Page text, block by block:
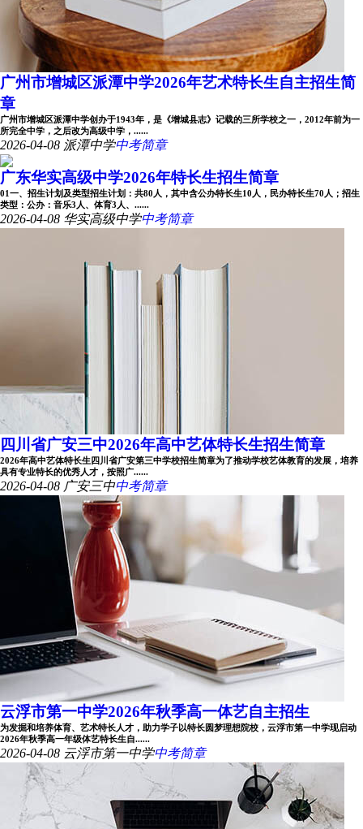
广州市增城区派潭中学2026年艺术特长生自主招生简
章
广州市增城区派潭中学创办于1943年，是《增城县志》记载的三所学校之一，2012年前为一
所完全中学，之后改为高级中学，......
2026-04-08 派潭中学中考简章
广东华实高级中学2026年特长生招生简章
01一、招生计划及类型招生计划：共80人，其中含公办特长生10人，民办特长生70人；招生
类型：公办：音乐3人、体育3人、......
2026-04-08 华实高级中学中考简章
四川省广安三中2026年高中艺体特长生招生简章
2026年高中艺体特长生四川省广安第三中学校招生简章为了推动学校艺体教育的发展，培养
具有专业特长的优秀人才，按照广......
2026-04-08 广安三中中考简章
云浮市第一中学2026年秋季高一体艺自主招生
为发掘和培养体育、艺术特长人才，助力学子以特长圆梦理想院校，云浮市第一中学现启动
2026年秋季高一年级体艺特长生自......
2026-04-08 云浮市第一中学中考简章